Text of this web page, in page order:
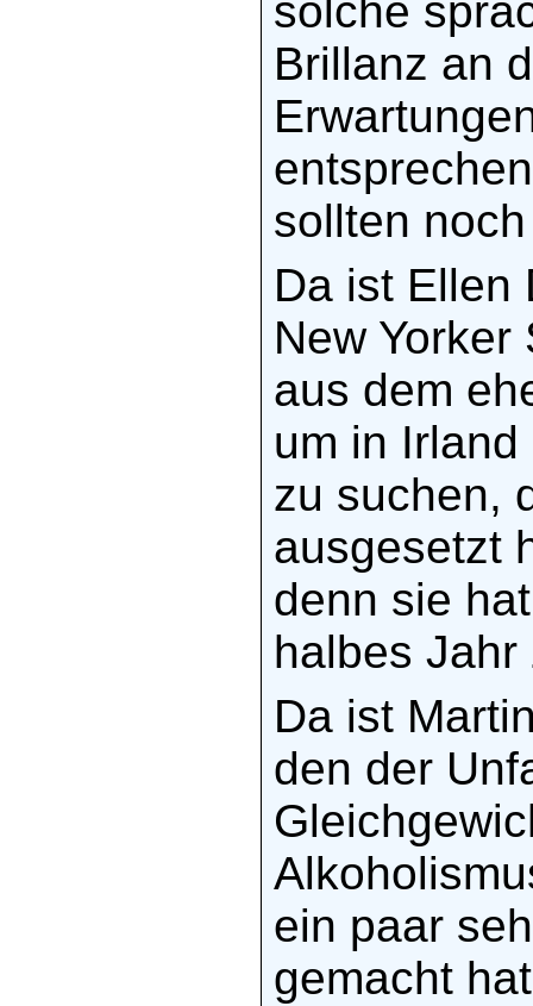
solche
Brillanz an
sollten
Da ist Ellen
New
aus dem
um in
zu suchen,
ausgesetzt
denn sie
halbes Jahr
Da ist
den der
ein paar
gemacht